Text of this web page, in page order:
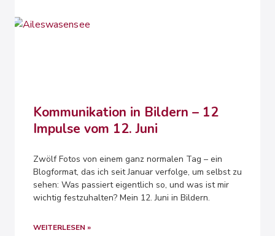
Kommunikation in Bildern – 12
Impulse vom 12. Juni
Zwölf Fotos von einem ganz normalen Tag – ein
Blogformat, das ich seit Januar verfolge, um selbst zu
sehen: Was passiert eigentlich so, und was ist mir
wichtig festzuhalten? Mein 12. Juni in Bildern.
WEITERLESEN »